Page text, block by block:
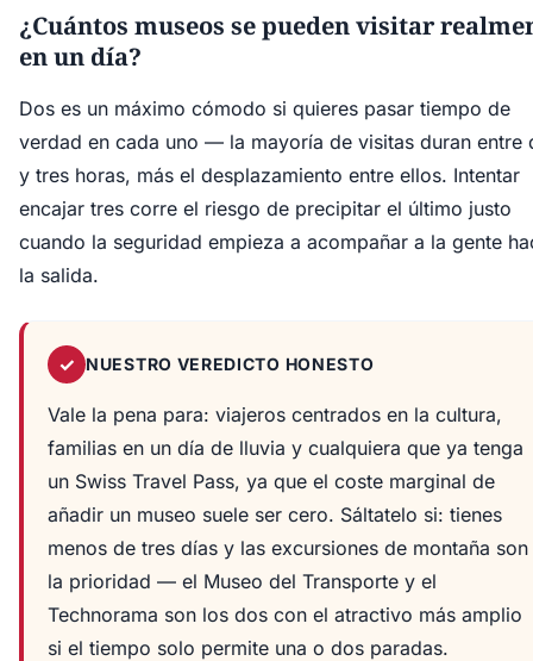
¿Cuántos museos se pueden visitar
en un día?
Dos es un máximo cómodo si quieres pasar tiempo de
verdad en cada uno — la mayoría de visitas duran entre
y tres horas, más el desplazamiento entre ellos. Intentar
encajar tres corre el riesgo de precipitar el último justo
cuando la seguridad empieza a acompañar a la gente
la salida.
✓ NUESTRO VEREDICTO HONESTO
Vale la pena para: viajeros centrados en la cultura,
familias en un día de lluvia y cualquiera que ya tenga
un Swiss Travel Pass, ya que el coste marginal de
añadir un museo suele ser cero. Sáltatelo si: tienes
menos de tres días y las excursiones de montaña son
la prioridad — el Museo del Transporte y el
Technorama son los dos con el atractivo más amplio
si el tiempo solo permite una o dos paradas.